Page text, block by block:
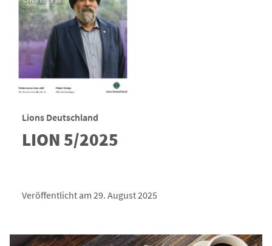
Lions Deutschland
LION 5/2025
Veröffentlicht am 29. August 2025